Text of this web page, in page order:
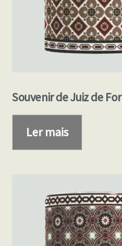
Souvenir de Juiz de
Ler mais